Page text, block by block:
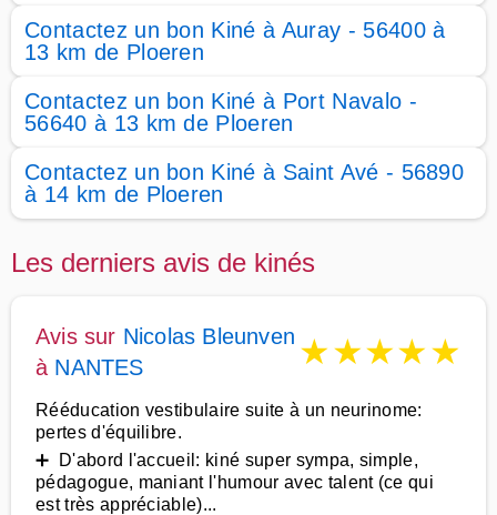
Contactez un bon Kiné à Auray - 56400 à
13 km de Ploeren
Contactez un bon Kiné à Port Navalo -
56640 à 13 km de Ploeren
Contactez un bon Kiné à Saint Avé - 56890
à 14 km de Ploeren
Les derniers avis de kinés
Avis sur Nicolas Bleunven
à NANTES ★★★★★
Rééducation vestibulaire suite à un neurinome:
pertes d'équilibre.
➕ D'abord l'accueil: kiné super sympa, simple,
pédagogue, maniant l'humour avec talent (ce qui
est très appréciable)...